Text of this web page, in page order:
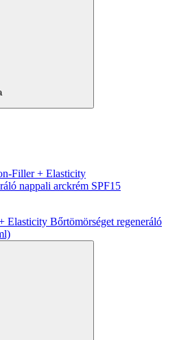
Bőrtömörséget regeneráló